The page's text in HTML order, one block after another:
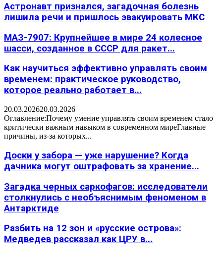
Астронавт признался, загадочная болезнь
лишила речи и пришлось эвакуировать МКС
МАЗ-7907: Крупнейшее в мире 24 колесное
шасси, созданное в СССР для ракет...
Как научиться эффективно управлять своим
временем: практическое руководство,
которое реально работает в...
20.03.202620.03.2026
Оглавление:Почему умение управлять своим временем стало
критически важным навыком в современном миреГлавные
причины, из-за которых...
Доски у забора — уже нарушение? Когда
дачника могут оштрафовать за хранение...
Загадка черных саркофагов: исследователи
столкнулись с необъяснимым феноменом в
Антарктиде
Разбить на 12 зон и «русские острова»:
Медведев рассказал как ЦРУ в...